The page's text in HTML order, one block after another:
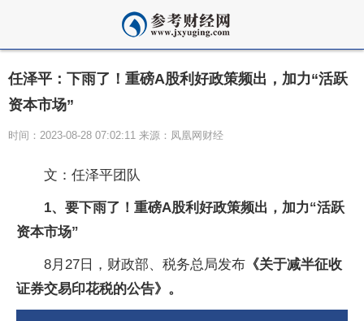
任泽平：下雨了！重磅A股利好政策频出，加力“活跃
资本市场”
时间：2023-08-28 07:02:11 来源：凤凰网财经
文：任泽平团队
1、要下雨了！重磅A股利好政策频出，加力“活跃
资本市场”
8月27日，财政部、税务总局发布 《关于减半征收
证券交易印花税的公告》。